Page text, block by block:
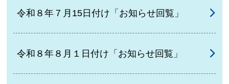
令和８年７月15日付け「お知らせ回覧」
令和８年８月１日付け「お知らせ回覧」